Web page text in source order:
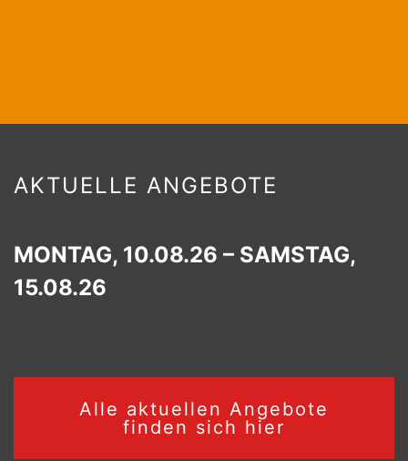
AKTUELLE ANGEBOTE
MONTAG, 10.08.26 – SAMSTAG,
15.08.26
Alle aktuellen Angebote
finden sich hier